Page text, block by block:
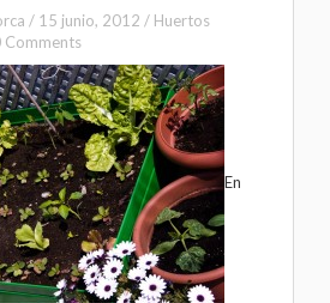
/ 15 junio, 2012 / Huertos
Comments
En